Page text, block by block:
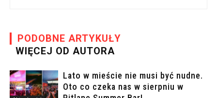
PODOBNE ARTYKUŁY
WIĘCEJ OD AUTORA
Lato w mieście nie musi być nudne.
Oto co czeka nas w sierpniu w